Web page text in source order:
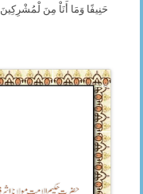
حَنِيفًا وَمَا أَنَاْ مِنَ لْمُشْرِكِينَ